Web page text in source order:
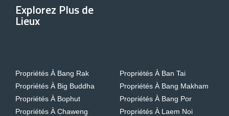
Explorez Plus de
Lieux
Propriétés À Bang Rak
Propriétés À Big Buddha
Propriétés À Bophut
Propriétés À Chaweng
Propriétés À Ban Tai
Propriétés À Bang Makham
Propriétés À Bang Por
Propriétés À Laem Noi